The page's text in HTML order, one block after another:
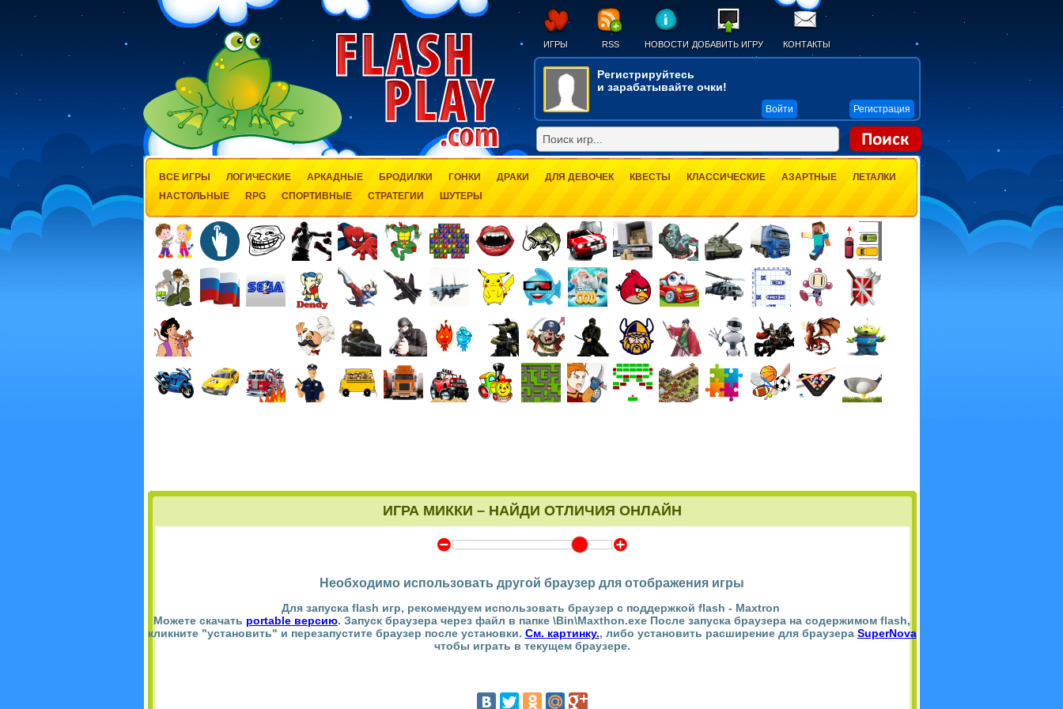
ИГРЫ RSS НОВОСТИ ДОБАВИТЬ ИГРУ КОНТАКТЫ
Регистрируйтесь
и зарабатывайте очки!
Войти Регистрация
ВСЕ ИГРЫ ЛОГИЧЕСКИЕ АРКАДНЫЕ БРОДИЛКИ ГОНКИ ДРАКИ ДЛЯ ДЕВОЧЕК КВЕСТЫ КЛАССИЧЕСКИЕ АЗАРТНЫЕ
ЛЕТАЛКИ
НАСТОЛЬНЫЕ
RPG СПОРТИВНЫЕ СТРАТЕГИИ ШУТЕРЫ
ИГРА МИККИ – НАЙДИ ОТЛИЧИЯ ОНЛАЙН
Y Z
Необходимо использовать другой браузер для отображения игры
Для запуска flash игр, рекомендуем использовать браузер с поддержкой flash - Maxtron
Можете скачать portable версию. Запуск браузера через файл в папке \Bin\Maxthon.exe После запуска браузера на содержимом flash,
кликните "установить" и перезапустите браузер после установки. См. картинку., либо установить расширение для браузера SuperNova
чтобы играть в текущем браузере.